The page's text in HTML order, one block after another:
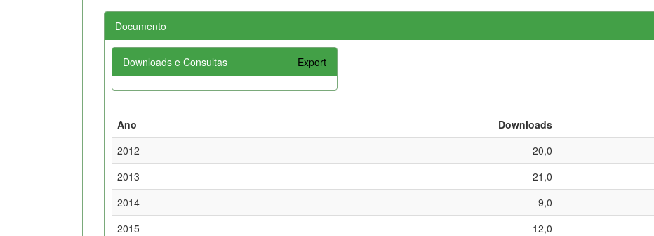
Documento
Downloads e Consultas Export
Ano Downloads
2012
20,0
2013
21,0
2014
9,0
2015
12,0